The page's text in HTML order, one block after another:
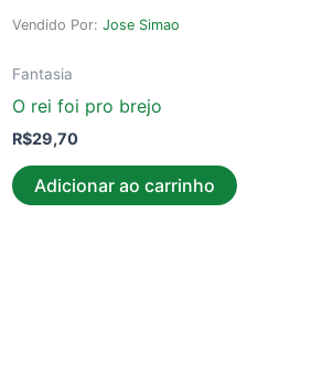
Vendido Por: Jose Simao
Fantasia
O rei foi pro brejo
R$29,70
Adicionar ao carrinho